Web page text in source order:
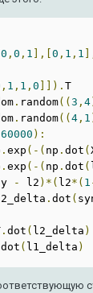
0 , 0 , 1 ],[ 0 , 1 , 1
, 1 , 1 , 0 ]]). T
. random(( 3 , 4
. random(( 4 , 1
60000 ):
. exp (-( np . dot (
. exp (-( np . dot (
y - l2 )*( l2*( 1
. dot (
. dot ( l2_delta )
dot ( l1_delta )